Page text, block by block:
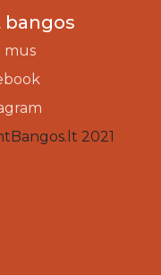
bangos
mus
2021